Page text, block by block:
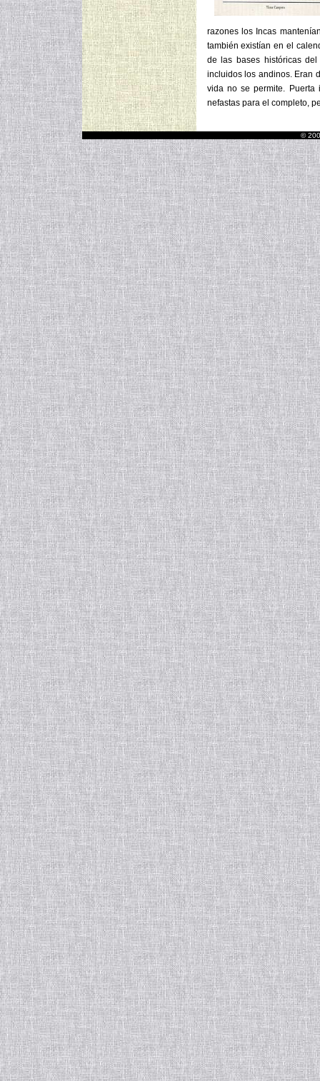
razones los Incas
también existían en el
de las bases históricas
incluidos los andinos. Eran
vida no se permite. Puerta
nefastas para el completo,
©